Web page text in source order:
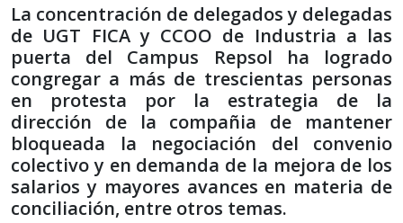
La concentración de delegados y delegadas
de UGT FICA y CCOO de Industria a las
puerta del Campus Repsol ha logrado
congregar a más de trescientas personas
en protesta por la estrategia de la
dirección de la compañia de mantener
bloqueada la negociación del convenio
colectivo y en demanda de la mejora de los
salarios y mayores avances en materia de
conciliación, entre otros temas.